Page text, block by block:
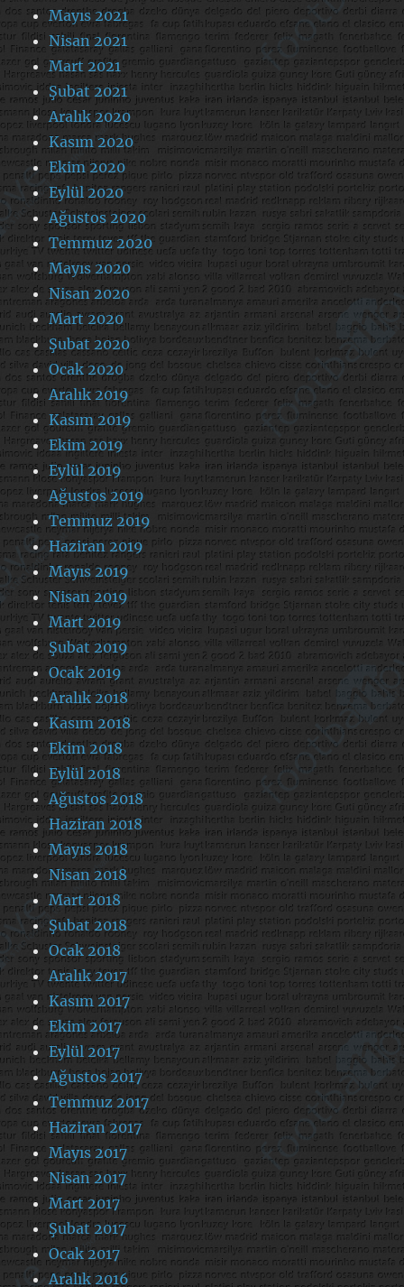
Mayıs 2021
Nisan 2021
Mart 2021
Şubat 2021
Aralık 2020
Kasım 2020
Ekim 2020
Eylül 2020
Ağustos 2020
Temmuz 2020
Mayıs 2020
Nisan 2020
Mart 2020
Şubat 2020
Ocak 2020
Aralık 2019
Kasım 2019
Ekim 2019
Eylül 2019
Ağustos 2019
Temmuz 2019
Haziran 2019
Mayıs 2019
Nisan 2019
Mart 2019
Şubat 2019
Ocak 2019
Aralık 2018
Kasım 2018
Ekim 2018
Eylül 2018
Ağustos 2018
Haziran 2018
Mayıs 2018
Nisan 2018
Mart 2018
Şubat 2018
Ocak 2018
Aralık 2017
Kasım 2017
Ekim 2017
Eylül 2017
Ağustos 2017
Temmuz 2017
Haziran 2017
Mayıs 2017
Nisan 2017
Mart 2017
Şubat 2017
Ocak 2017
Aralık 2016